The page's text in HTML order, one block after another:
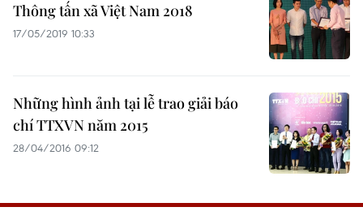
Thông tấn xã Việt Nam 2018
17/05/2019 10:33
Những hình ảnh tại lễ trao giải báo
chí TTXVN năm 2015
28/04/2016 09:12